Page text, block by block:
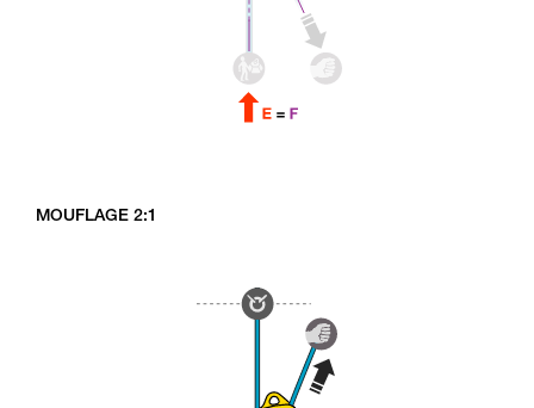
MOUFLAGE 2:1